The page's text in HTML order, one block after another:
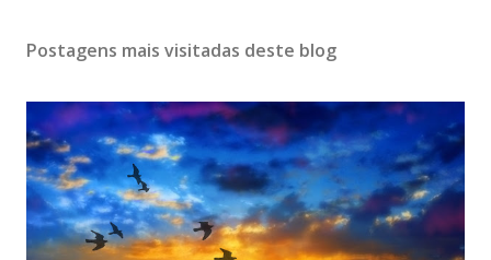
Postagens mais visitadas deste blog